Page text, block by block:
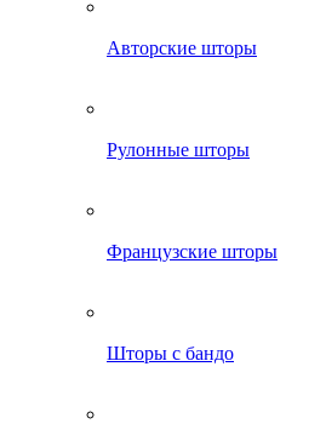
Авторские шторы
Рулонные шторы
Французские шторы
Шторы с бандо